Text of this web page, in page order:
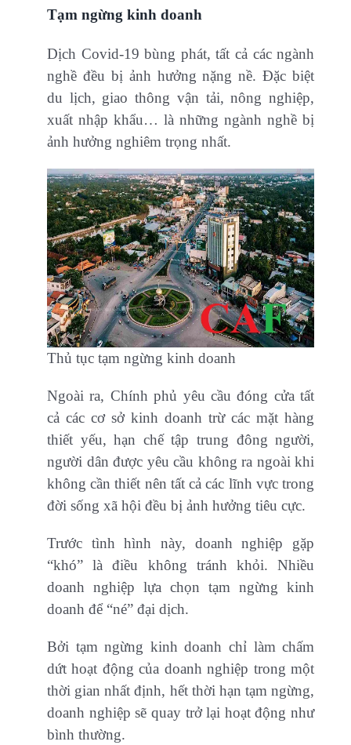
Tạm ngừng kinh doanh
Dịch Covid-19 bùng phát, tất cả các ngành
nghề đều bị ảnh hưởng nặng nề. Đặc biệt
du lịch, giao thông vận tải, nông nghiệp,
xuất nhập khẩu… là những ngành nghề bị
ảnh hưởng nghiêm trọng nhất.
Thủ tục tạm ngừng kinh doanh
Ngoài ra, Chính phủ yêu cầu đóng cửa tất
cả các cơ sở kinh doanh trừ các mặt hàng
thiết yếu, hạn chế tập trung đông người,
người dân được yêu cầu không ra ngoài khi
không cần thiết nên tất cả các lĩnh vực trong
đời sống xã hội đều bị ảnh hưởng tiêu cực.
Trước tình hình này, doanh nghiệp gặp
“khó” là điều không tránh khỏi. Nhiều
doanh nghiệp lựa chọn tạm ngừng kinh
doanh để “né” đại dịch.
Bởi tạm ngừng kinh doanh chỉ làm chấm
dứt hoạt động của doanh nghiệp trong một
thời gian nhất định, hết thời hạn tạm ngừng,
doanh nghiệp sẽ quay trở lại hoạt động như
bình thường.